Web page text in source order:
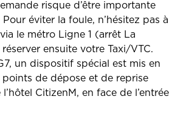
risque d’être importante
éviter la foule, n’hésitez pas à
le métro Ligne 1 (arrêt La
ensuite votre Taxi/VTC.
un dispositif spécial est mis en
points de dépose et de reprise
CitizenM, en face de l’entrée